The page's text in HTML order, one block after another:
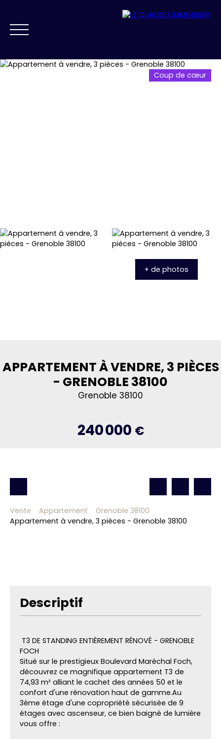
Coup de cœur
+ de photos
APPARTEMENT À VENDRE, 3 PIÈCES
- GRENOBLE 38100
Grenoble 38100
240 000 €
Vente Appartement
Grenoble 38100
Appartement à vendre, 3 pièces - Grenoble 38100
Descriptif
T3 DE STANDING ENTIÈREMENT RÉNOVÉ - GRENOBLE
FOCH
Situé sur le prestigieux Boulevard Maréchal Foch,
découvrez ce magnifique appartement T3 de
74,93 m² alliant le cachet des années 50 et le
confort d'une rénovation haut de gamme.Au
3ème étage d'une copropriété sécurisée de 9
étages avec ascenseur, ce bien baigné de lumière
vous offre :